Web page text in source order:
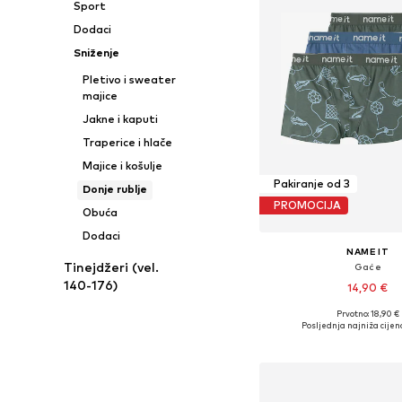
Sport
Dodaci
Sniženje
Pletivo i sweater
majice
Jakne i kaputi
Traperice i hlače
Majice i košulje
Donje rublje
Obuća
Dodaci
Tinejdžeri (vel.
140-176)
Pakiranje od 3
PROMOCIJA
NAME IT
Gaće
14,90 €
Dostupno u više
Prvotno: 18,90 €
Posljednja najniža